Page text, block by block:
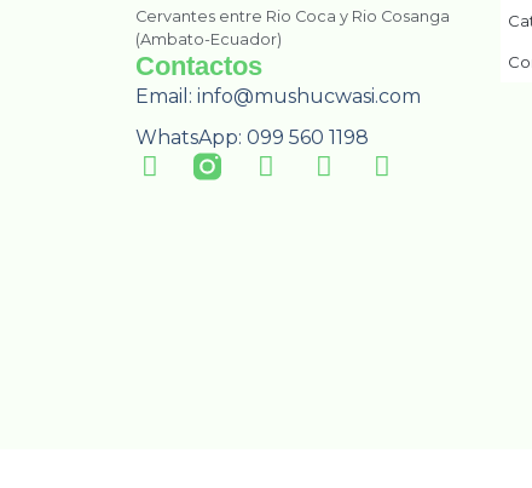
Cervantes entre Rio Coca y Rio Cosanga
(Ambato-Ecuador)
Contactos
Email: info@mushucwasi.com
WhatsApp: 099 560 1198